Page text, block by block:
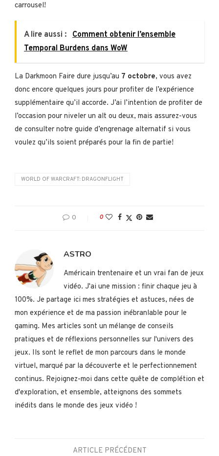
carrousel!
A lire aussi :
Comment obtenir l’ensemble
Temporal Burdens dans WoW
La Darkmoon Faire dure jusqu’au 7 octobre, vous avez
donc encore quelques jours pour profiter de l’expérience
supplémentaire qu’il accorde. J’ai l’intention de profiter de
l’occasion pour niveler un alt ou deux, mais assurez-vous
de consulter notre guide d’engrenage alternatif si vous
voulez qu’ils soient préparés pour la fin de partie!
WORLD OF WARCRAFT: DRAGONFLIGHT
0 0
ASTRO
Américain trentenaire et un vrai fan de jeux
vidéo. J'ai une mission : finir chaque jeu à
100%. Je partage ici mes stratégies et astuces, nées de
mon expérience et de ma passion inébranlable pour le
gaming. Mes articles sont un mélange de conseils
pratiques et de réflexions personnelles sur l'univers des
jeux. Ils sont le reflet de mon parcours dans le monde
virtuel, marqué par la découverte et le perfectionnement
continus. Rejoignez-moi dans cette quête de complétion et
d'exploration, et ensemble, atteignons des sommets
inédits dans le monde des jeux vidéo !
ARTICLE PRÉCÉDENT